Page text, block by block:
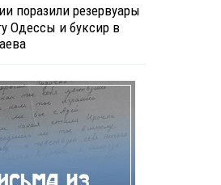
поразили резервуары
Одессы и буксир в